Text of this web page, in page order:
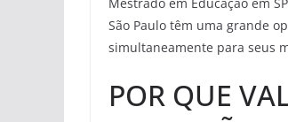
São Paulo têm uma grande
simultaneamente para seus
POR QUE